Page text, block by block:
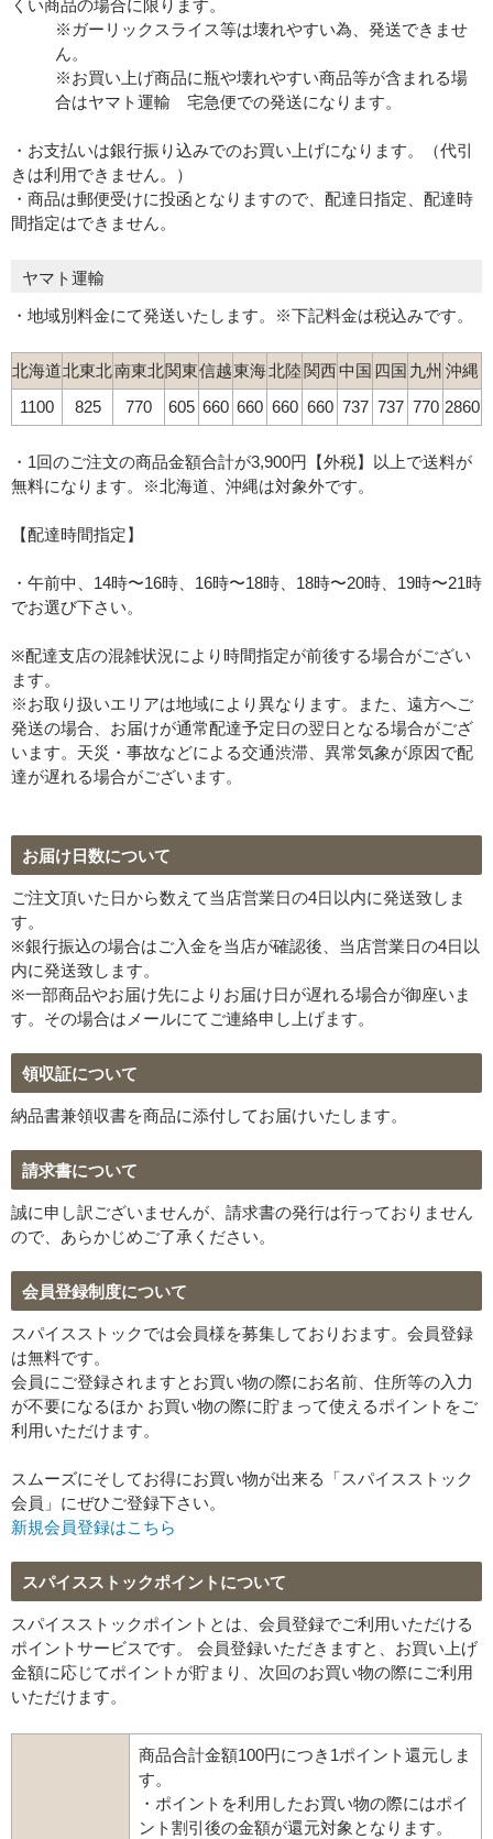
くい商品の場合に限ります。
※ガーリックスライス等は壊れやすい為、発送できませ
ん。
※お買い上げ商品に瓶や壊れやすい商品等が含まれる場
合はヤマト運輸 宅急便での発送になります。
・お支払いは銀行振り込みでのお買い上げになります。（代引
きは利用できません。）
・商品は郵便受けに投函となりますので、配達日指定、配達時
間指定はできません。
ヤマト運輸
・地域別料金にて発送いたします。※下記料金は税込みです。
北海道北東北南東北関東信越東海北陸 関西中国 四国 九州 沖縄
1100
825 770 605 660 660 660 660 737 737 770 2860
・1回のご注文の商品金額合計が3,900円【外税】以上で送料が
無料になります。※北海道、沖縄は対象外です。
【配達時間指定】
・午前中、14時〜16時、16時〜18時、18時〜20時、19時〜21時
でお選び下さい。
※配達支店の混雑状況により時間指定が前後する場合がござい
ます。
※お取り扱いエリアは地域により異なります。また、遠方へご
発送の場合、お届けが通常配達予定日の翌日となる場合がござ
います。天災・事故などによる交通渋滞、異常気象が原因で配
達が遅れる場合がございます。
お届け日数について
ご注文頂いた日から数えて当店営業日の4日以内に発送致しま
す。
※銀行振込の場合はご入金を当店が確認後、当店営業日の4日以
内に発送致します。
※一部商品やお届け先によりお届け日が遅れる場合が御座いま
す。その場合はメールにてご連絡申し上げます。
領収証について
納品書兼領収書を商品に添付してお届けいたします。
請求書について
誠に申し訳ございませんが、請求書の発行は行っておりません
ので、あらかじめご了承ください。
会員登録制度について
スパイスストックでは会員様を募集しておりおます。会員登録
は無料です。
会員にご登録されますとお買い物の際にお名前、住所等の入力
が不要になるほか お買い物の際に貯まって使えるポイントをご
利用いただけます。
スムーズにそしてお得にお買い物が出来る「スパイスストック
会員」にぜひご登録下さい。
新規会員登録はこちら
スパイスストックポイントについて
スパイスストックポイントとは、会員登録でご利用いただける
ポイントサービスです。 会員登録いただきますと、お買い上げ
金額に応じてポイントが貯まり、次回のお買い物の際にご利用
いただけます。
商品合計金額100円につき1ポイント還元しま
す。
・ポイントを利用したお買い物の際にはポイ
ント割引後の金額が還元対象となります。